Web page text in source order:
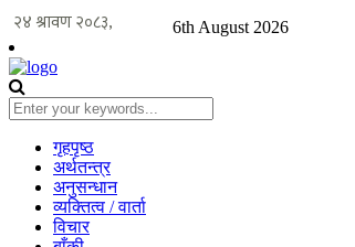
6th August 2026
गृहपृष्ठ
अर्थतन्त्र
अनुसन्धान
व्यक्तित्व / वार्ता
विचार